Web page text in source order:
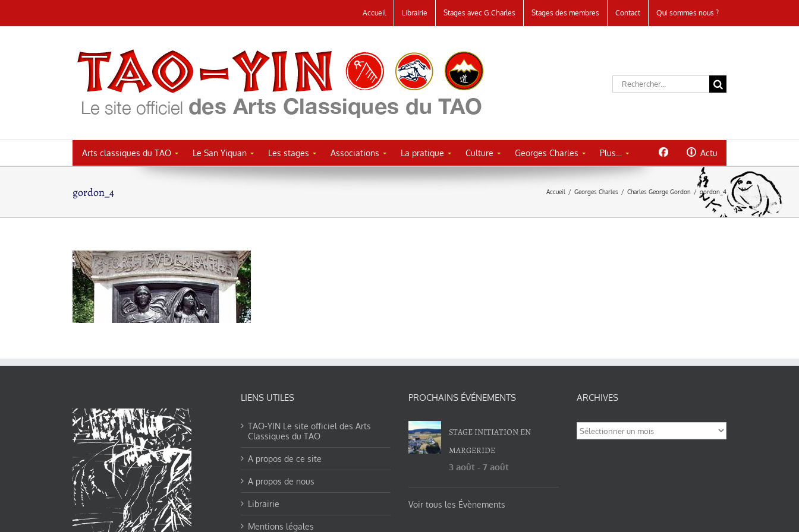
au
Accueil Librairie Stages avec G.Charles Stages des membres Contact Qui sommes nous ?
Rechercher:
Arts classiques du TAO Le San Yiquan Les stages Associations La pratique Culture Georges Charles Plus… Actu
gordon_4 Accueil / Georges Charles / Charles George Gordon / gordon_4
LIENS UTILES
TAO-YIN Le site officiel des Arts
Classiques du TAO
A propos de ce site
A propos de nous
Librairie
Mentions légales
PROCHAINS ÉVÉNEMENTS
STAGE INITIATION EN
MARGERIDE
3 août -7 août
Voir tous les Évènements
ARCHIVES
Archives